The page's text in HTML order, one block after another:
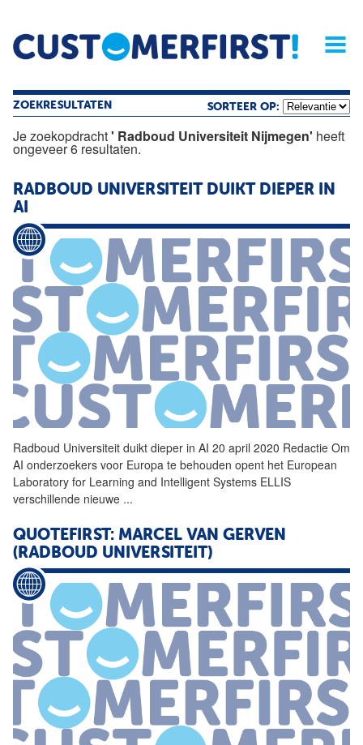
Home Opinie Archief
Magazine
ZOEKRESULTATEN SORTEER OP:
Je zoekopdracht' Radboud Universiteit Nijmegen' heeft
ongeveer 6 resultaten.
RADBOUD UNIVERSITEIT DUIKT DIEPER IN
AI
Radboud Universiteit duikt dieper in AI 20 april 2020 Redactie Om
AI onderzoekers voor Europa te behouden opent het European
Laboratory for Learning and Intelligent Systems ELLIS
verschillende nieuwe ...
QUOTEFIRST: MARCEL VAN GERVEN
(RADBOUD UNIVERSITEIT)